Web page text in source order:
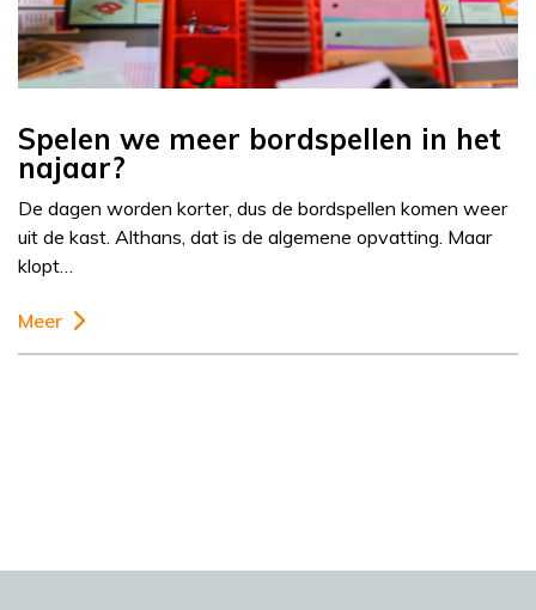
Spelen we meer bordspellen in het
najaar?
De dagen worden korter, dus de bordspellen komen weer
uit de kast. Althans, dat is de algemene opvatting. Maar
klopt…
Meer